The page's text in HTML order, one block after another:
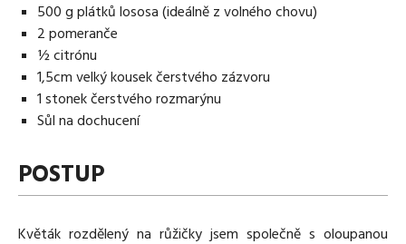
500 g plátků lososa (ideálně z volného chovu)
2 pomeranče
½ citrónu
1,5cm velký kousek čerstvého zázvoru
1 stonek čerstvého rozmarýnu
Sůl na dochucení
POSTUP
Květák rozdělený na růžičky jsem společně s oloupanou